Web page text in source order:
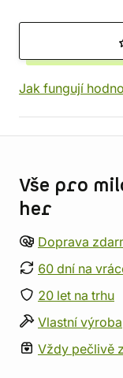
Jak fungují
Vše pro
her
Doprava
60 dní na
20 let na trhu
Vlastní výroba
Vždy pečlivě